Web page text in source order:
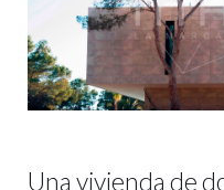
Una vivienda de